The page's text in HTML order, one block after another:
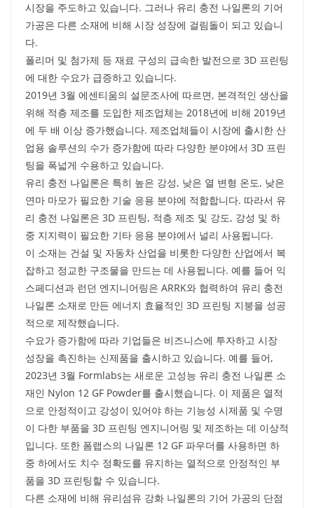
시장을 주도하고 있습니다. 그러나 유리 충전 나일론의 기어
가공은 다른 소재에 비해 시장 성장에 걸림돌이 되고 있습니
다.
폴리머 및 첨가제 등 재료 구성의 급속한 발전으로 3D 프린팅
에 대한 수요가 급증하고 있습니다.
2019년 3월 에센티움의 설문조사에 따르면, 본격적인 생산을
위해 적층 제조를 도입한 제조업체는 2018년에 비해 2019년
에 두 배 이상 증가했습니다. 제조업체들이 시장에 출시한 산
업용 솔루션의 수가 증가함에 따라 다양한 분야에서 3D 프린
팅을 폭넓게 수용하고 있습니다.
유리 충전 나일론은 특히 높은 강성, 낮은 열 변형 온도, 낮은
연마 마모가 필요한 기술 응용 분야에 적합합니다. 따라서 유
리 충전 나일론은 3D 프린팅, 적층 제조 및 강도, 강성 및 하
중 지지력이 필요한 기타 응용 분야에서 널리 사용됩니다.
이 소재는 건설 및 자동차 산업을 비롯한 다양한 산업에서 복
잡하고 정교한 구조물을 만드는 데 사용됩니다. 예를 들어 익
스페디션과 런던 엔지니어링은 ARRK와 협력하여 유리 충전
나일론 소재로 만든 에너지 효율적인 3D 프린팅 지붕을 성공
적으로 제작했습니다.
수요가 증가함에 따라 기업들은 비즈니스에 투자하고 시장
성장을 촉진하는 신제품을 출시하고 있습니다. 예를 들어,
2023년 3월 Formlabs는 새로운 고성능 유리 충전 나일론 소
재인 Nylon 12 GF Powder를 출시했습니다. 이 제품은 열적
으로 안정적이고 강성이 있어야 하는 기능성 시제품 및 수명
이 다한 부품을 3D 프린팅 엔지니어링 및 제조하는 데 이상적
입니다. 또한 폼랩스의 나일론 12 GF 파우더를 사용하면 하
중 하에서도 치수 정확도를 유지하는 열적으로 안정적인 부
품을 3D 프린팅할 수 있습니다.
다른 소재에 비해 유리섬유 강화 나일론의 기어 가공의 단점